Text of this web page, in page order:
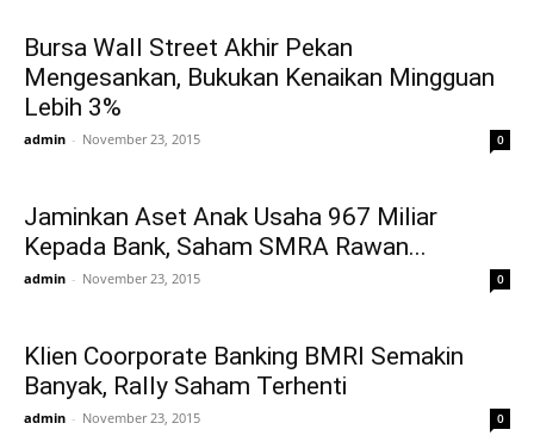
Bursa Wall Street Akhir Pekan
Mengesankan, Bukukan Kenaikan Mingguan
Lebih 3%
admin - November 23, 2015 0
Jaminkan Aset Anak Usaha 967 Miliar
Kepada Bank, Saham SMRA Rawan...
admin - November 23, 2015 0
Klien Coorporate Banking BMRI Semakin
Banyak, Rally Saham Terhenti
admin - November 23, 2015 0